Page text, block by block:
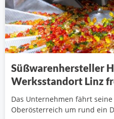
Süßwarenhersteller
Werksstandort Linz
Das Unternehmen fährt
Oberösterreich um rund ein